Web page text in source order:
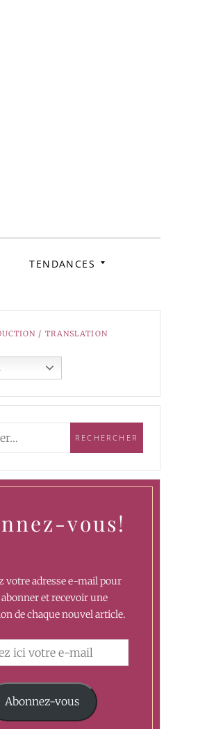
TENDANCES
/ TRANSLATION
vous!
votre adresse e-mail pour
et recevoir une
de chaque nouvel article.
Abonnez-vous